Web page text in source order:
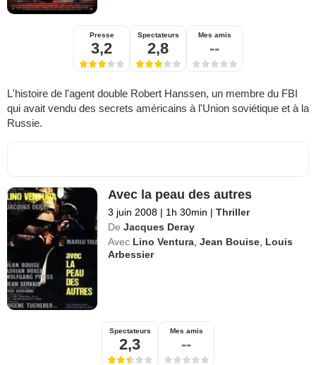
Presse
3,2
Spectateurs
2,8
Mes amis
--
L'histoire de l'agent double Robert Hanssen, un membre du FBI
qui avait vendu des secrets américains à l'Union soviétique et à la
Russie.
Avec la peau des autres
3 juin 2008 | 1h 30min | Thriller
De Jacques Deray
Avec Lino Ventura ,Jean Bouise Louis
Arbessier
Spectateurs
2,3
Mes amis
--